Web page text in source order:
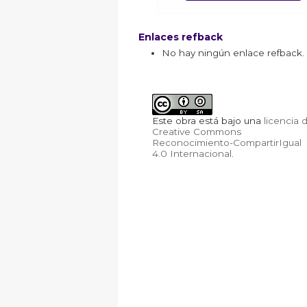
Enlaces refback
No hay ningún enlace refback.
Este obra está bajo una licencia
Creative Commons
Reconocimiento-CompartirIgual
4.0 Internacional